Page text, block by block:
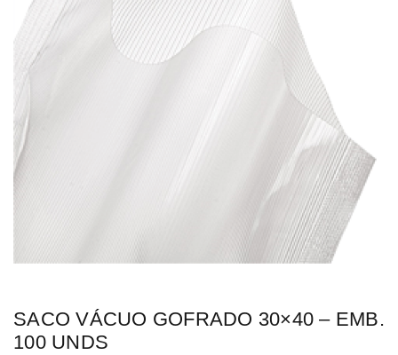
SACO VÁCUO GOFRADO 30×40 – EMB.
100 UNDS